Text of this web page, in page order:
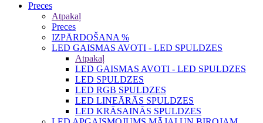
Preces
Atpakaļ
Preces
IZPĀRDOŠANA %
LED GAISMAS AVOTI - LED SPULDZES
Atpakaļ
LED GAISMAS AVOTI - LED SPULDZES
LED SPULDZES
LED RGB SPULDZES
LED LINEĀRĀS SPULDZES
LED KRĀSAINĀS SPULDZES